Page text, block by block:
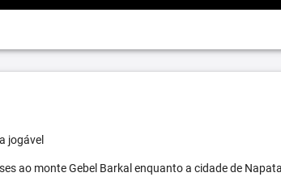
jogável
ao monte Gebel Barkal enquanto a cidade de